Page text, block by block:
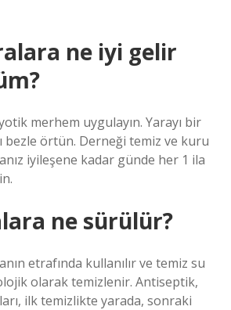
ne iyi gelir
merhem uygulayın. Yarayı bir
bezle örtün. Derneği temiz ve kuru
iyileşene kadar günde her 1 ila
ne sürülür?
etrafında kullanılır ve temiz su
olarak temizlenir. Antiseptik,
ilk temizlikte yarada, sonraki